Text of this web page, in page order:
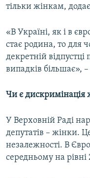
тільки жінкам,
«В Україні, як і в
стає родина, то для
декретній
випадків більшає»,
Чи є дискримінація
У Верховній Раді
депутатів – жінки.
незалежності. В
середньому на рівні